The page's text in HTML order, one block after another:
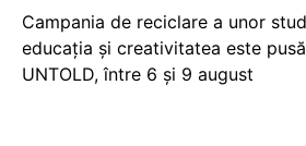
Campania de reciclare a unor
educația și creativitatea este
UNTOLD, între 6 și 9 august